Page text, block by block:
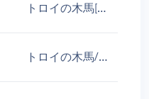
トロイの木馬[ダウンローダー]/JS.Nemucod.xsn
トロイの木馬/Script.CactusTorch.uf